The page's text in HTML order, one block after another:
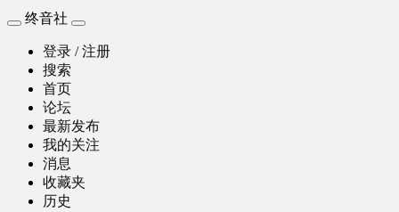
终音社
登录 / 注册
搜索
首页
论坛
最新发布
我的关注
消息
收藏夹
历史